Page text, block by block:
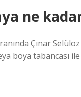
ne
Çınar
boya tabancası